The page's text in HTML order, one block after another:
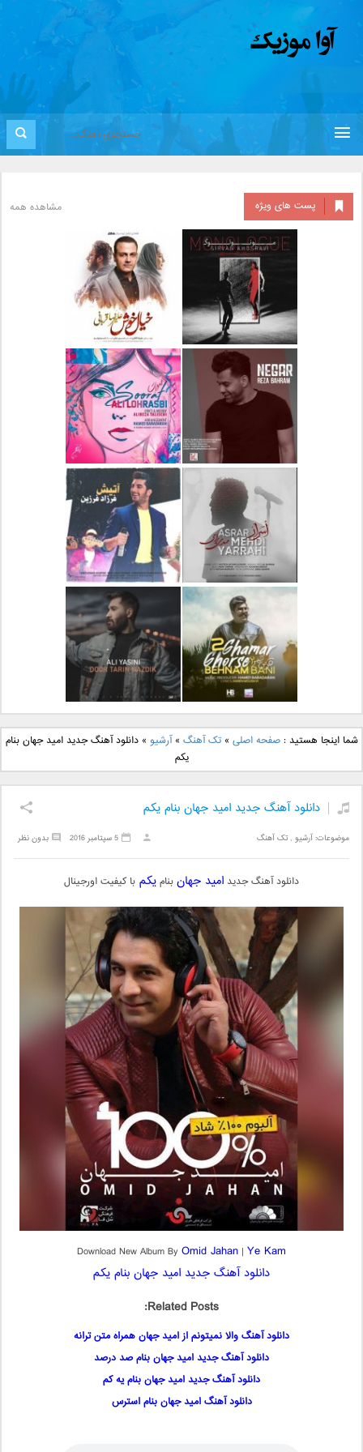
پست های ویژه مشاهده همه
دانلود آلبوم جدید سیروان
خسروی بنام مونولوگ
دانلود آهنگ جدید علیرضا
قربانی بنام خیال خوش
دانلود آهنگ جدید رضا
بهرام بنام نگار
دانلود آهنگ جدید علی
لهراسبی بنام صورت
دانلود آهنگ جدید مهدی
یراحی بنام اسرار
دانلود آهنگ جدید فرزاد
فرزین بنام آتیش
دانلود آهنگ جدید بهنام
بانی بنام قرص قمر 2
دانلود آهنگ جدید علی
یاسینی بنام دورترین نزدیک
شما اینجا هستید :صفحه اصلی »تک آهنگ »آرشیو »دانلود آهنگ جدید امید جهان بنام
یکم
دانلود آهنگ جدید امید جهان بنام یکم
موضوعات:آرشیو ,تک آهنگ بدون نظر 5 سپتامبر 2016
دانلود آهنگ جدید امید جهانبنامیکم با کیفیت اورجینال
Download New Album ByOmid Jahan | Ye Kam
دانلود آهنگ جدید امید جهان بنام یکم
Related Posts:
دانلود آهنگ والا نمیتونم از امید جهان همراه متن ترانه
دانلود آهنگ جدید امید جهان بنام صد درصد
دانلود آهنگ جدید امید جهان بنام یه کم
دانلود آهنگ امید جهان بنام استرس